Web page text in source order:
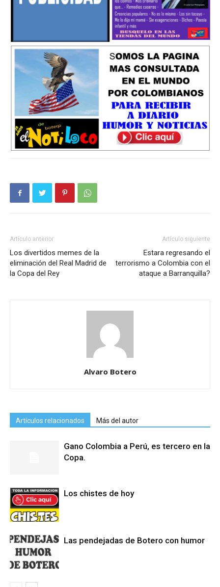
Artículo anterior
Los divertidos memes de la
eliminación del Real Madrid de
la Copa del Rey
Artículo siguiente
Estara regresando el
terrorismo a Colombia con el
ataque a Barranquilla?
Alvaro Botero
Artículos relacionados Más del autor
Gano Colombia a Perú, es tercero en la
Copa.
Los chistes de hoy
Las pendejadas de Botero con humor